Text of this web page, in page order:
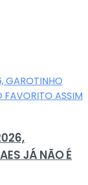
JÁ NÃO É